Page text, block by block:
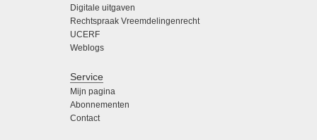
Digitale uitgaven
Rechtspraak Vreemdelingenrecht
UCERF
Weblogs
Service
Mijn pagina
Abonnementen
Contact